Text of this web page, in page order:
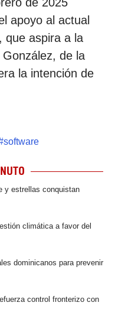
de 2025
apoyo al actual
que aspira a la
de la
la intención de
software
y estrellas conquistan
climática a favor del
dominicanos para prevenir
control fronterizo con